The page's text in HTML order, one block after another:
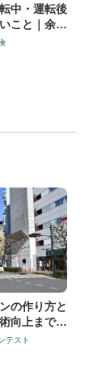
中・運転後
こと｜余震
解説
の作り方と
向上まで解
テスト